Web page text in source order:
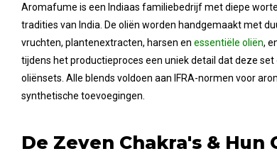
Aromafume is een Indiaas familiebedrijf met diepe
tradities van India. De oliën worden handgemaakt met
vruchten, plantenextracten, harsen en essentiële oliën,
tijdens het productieproces een uniek detail dat deze
oliënsets. Alle blends voldoen aan IFRA-normen voor
synthetische toevoegingen.
De Zeven Chakra's & Hun